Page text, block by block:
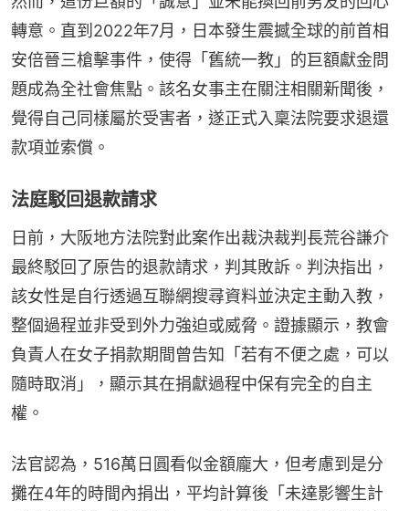
轉意。直到2022年7月，日本發生震撼全球的前首相
安倍晉三槍擊事件，使得「舊統一教」的巨額獻金問
題成為全社會焦點。該名女事主在關注相關新聞後，
覺得自己同樣屬於受害者，遂正式入稟法院要求退還
款項並索償。
法庭駁回退款請求
日前，大阪地方法院對此案作出裁決裁判長荒谷謙介
最終駁回了原告的退款請求，判其敗訴。判決指出，
該女性是自行透過互聯網搜尋資料並決定主動入教，
整個過程並非受到外力強迫或威脅。證據顯示，教會
負責人在女子捐款期間曾告知「若有不便之處，可以
隨時取消」，顯示其在捐獻過程中保有完全的自主
權。
法官認為，516萬日圓看似金額龐大，但考慮到是分
攤在4年的時間內捐出，平均計算後「未達影響生計